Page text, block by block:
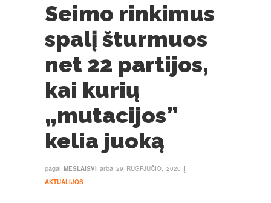
Seimo rinkimus
spalį šturmuos
net 22 partijos,
kai kurių
„mutacijos”
kelia juoką
pagal MESLAISVI arba 29 RUGPJŪČIO, 2020 į
AKTUALIJOS